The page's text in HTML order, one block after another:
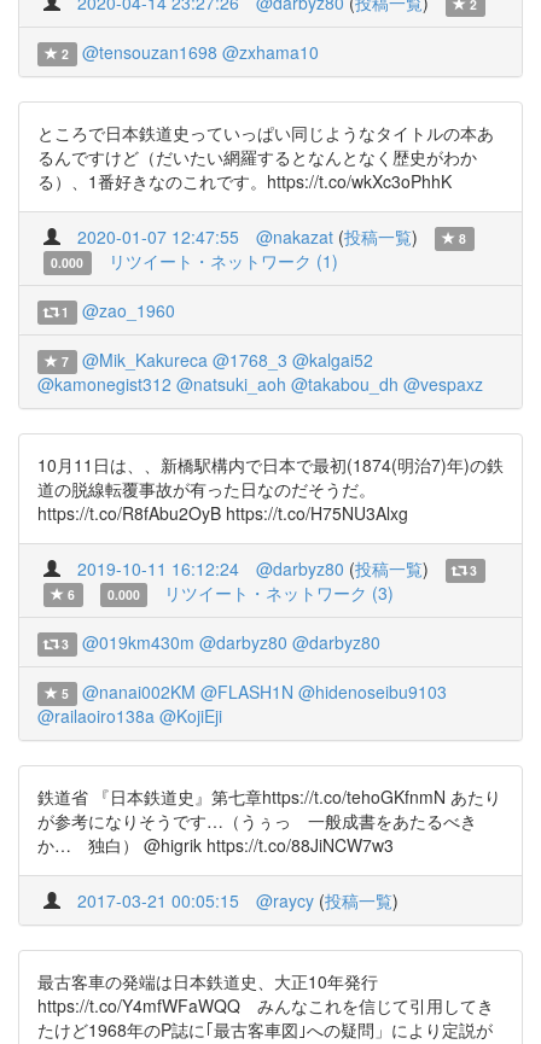
2
2 @tensouzan1698 @zxhama10
ところで日本鉄道史っていっぱい同じようなタイトルの本あ
るんですけど（だいたい網羅するとなんとなく歴史がわか
る）、1番好きなのこれです。https://t.co/wkXc3oPhhK
2020-01-07 12:47:55 @nakazat (投稿一覧)
8
0.000
リツイート・ネットワーク (1)
1 @zao_1960
7 @Mik_Kakureca @1768_3 @kalgai52
@kamonegist312 @natsuki_aoh @takabou_dh @vespaxz
10月11日は、、新橋駅構内で日本で最初(1874(明治7)年)の鉄
道の脱線転覆事故が有った日なのだそうだ。
https://t.co/R8fAbu2OyB https://t.co/H75NU3Alxg
2019-10-11 16:12:24 @darbyz80 (投稿一覧)
3
6
0.000 リツイート・ネットワーク (3)
3 @019km430m @darbyz80 @darbyz80
5 @nanai002KM @FLASH1N @hidenoseibu9103
@railaoiro138a @KojiEji
鉄道省 『日本鉄道史』第七章https://t.co/tehoGKfnmN あたり
が参考になりそうです…（うぅっ 一般成書をあたるべき
か… 独白） @higrik https://t.co/88JiNCW7w3
2017-03-21 00:05:15 @raycy (投稿一覧)
最古客車の発端は日本鉄道史、大正10年発行
https://t.co/Y4mfWFaWQQ みんなこれを信じて引用してき
たけど1968年のP誌に｢最古客車図｣への疑問」により定説が